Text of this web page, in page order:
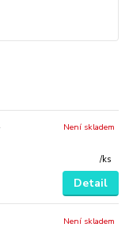
/ks
Není skladem
Detail
Není skladem